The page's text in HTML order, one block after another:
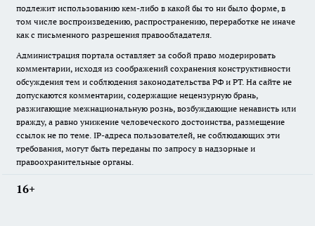
подлежит использованию кем-либо в какой бы то ни было форме, в
том числе воспроизведению, распространению, переработке не иначе
как с письменного разрешения правообладателя.
Администрация портала оставляет за собой право модерировать
комментарии, исходя из соображений сохранения конструктивности
обсуждения тем и соблюдения законодательства РФ и РТ. На сайте не
допускаются комментарии, содержащие нецензурную брань,
разжигающие межнациональную рознь, возбуждающие ненависть или
вражду, а равно унижение человеческого достоинства, размещение
ссылок не по теме. IP-адреса пользователей, не соблюдающих эти
требования, могут быть переданы по запросу в надзорные и
правоохранительные органы.
16+